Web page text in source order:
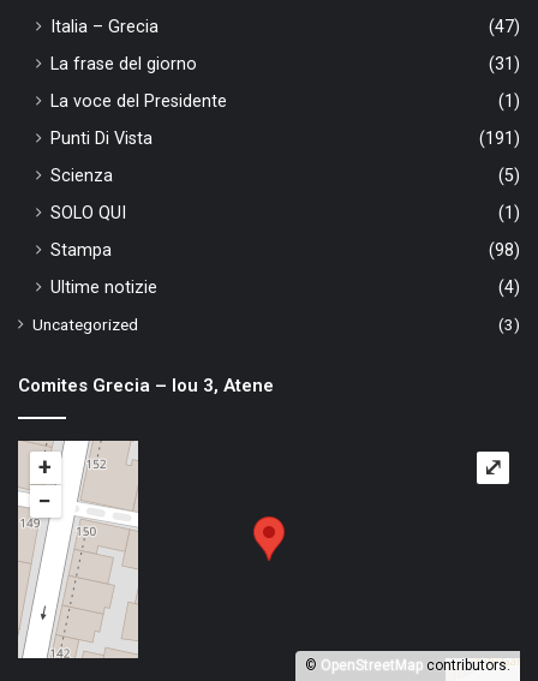
Italia – Grecia
(47)
La frase del giorno
(31)
La voce del Presidente
(1)
Punti Di Vista
(191)
Scienza
(5)
SOLO QUI
(1)
Stampa
(98)
Ultime notizie
(4)
Uncategorized
(3)
Comites Grecia – Iou 3, Atene
+
−
© OpenStreetMap contributors.
⤢